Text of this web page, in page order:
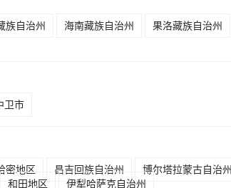
族自治州 海南藏族自治州 果洛藏族自治州
卫市
密地区 昌吉回族自治州 博尔塔拉蒙古自治州
和田地区 伊犁哈萨克自治州